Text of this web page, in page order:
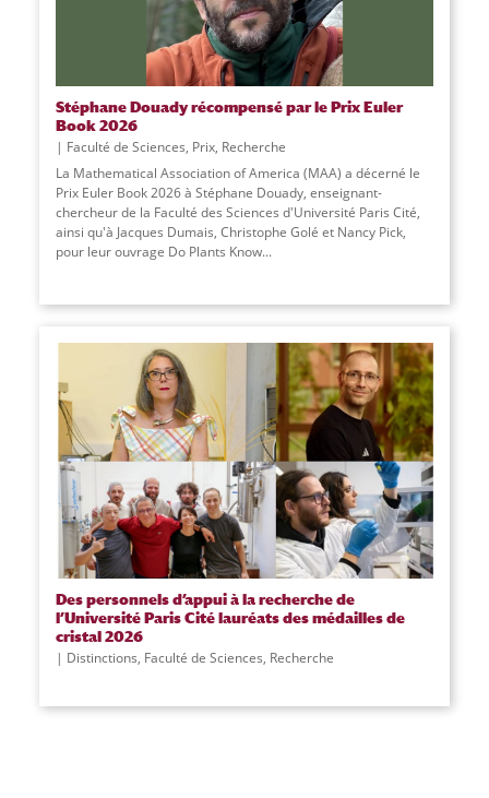
Stéphane Douady récompensé par le Prix Euler
Book 2026
Faculté de Sciences, Prix, Recherche
La Mathematical Association of America (MAA) a décerné le
Prix Euler Book 2026 à Stéphane Douady, enseignant-
chercheur de la Faculté des Sciences d'Université Paris Cité,
ainsi qu'à Jacques Dumais, Christophe Golé et Nancy Pick,
pour leur ouvrage Do Plants Know...
Des personnels d’appui à la recherche de
l’Université Paris Cité lauréats des médailles de
cristal 2026
Distinctions, Faculté de Sciences, Recherche